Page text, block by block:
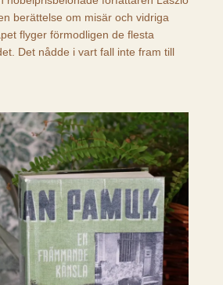
berättelse om misär och vidriga
flyger förmodligen de flesta
Det nådde i vart fall inte fram till